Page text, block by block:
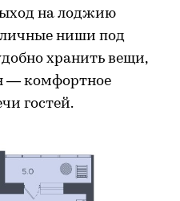
на лоджию
ниши под
хранить вещи,
— комфортное
гостей.